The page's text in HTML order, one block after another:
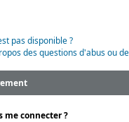
pas disponible ?
des questions d'abus ou
me connecter ?